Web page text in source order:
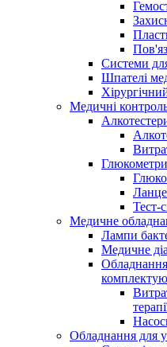
Системи
Шпателі
Медичні
Глюкометри
Тест-
Медичне
Лампи
Медичне
Обладнання для